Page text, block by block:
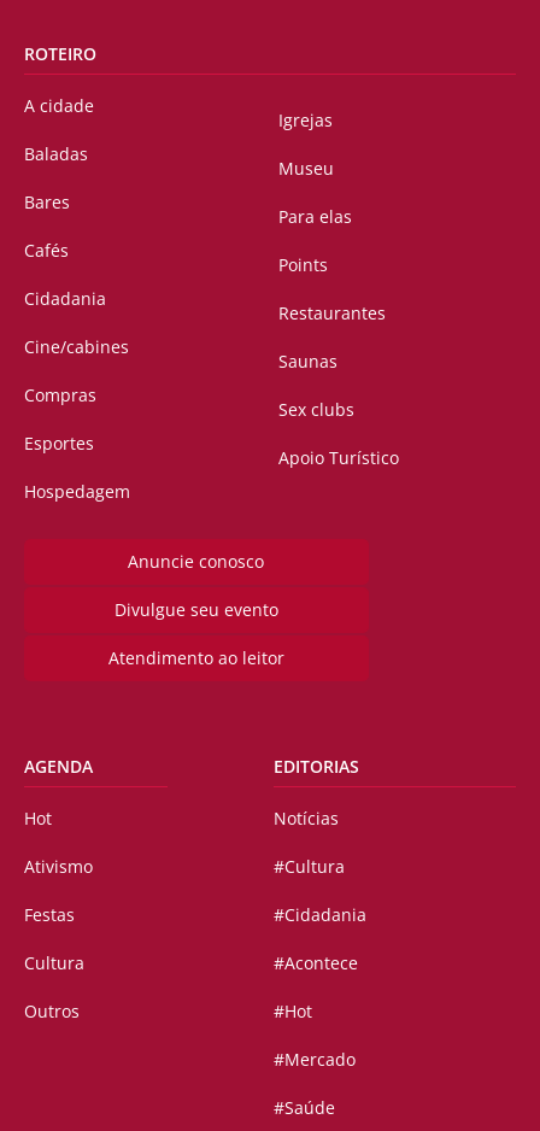
ROTEIRO
A cidade
Baladas
Bares
Cafés
Cidadania
Cine/cabines
Compras
Esportes
Hospedagem
Igrejas
Museu
Para elas
Points
Restaurantes
Saunas
Sex clubs
Apoio Turístico
Anuncie conosco
Divulgue seu evento
Atendimento ao leitor
AGENDA
Hot
Ativismo
Festas
Cultura
Outros
EDITORIAS
Notícias
#Cultura
#Cidadania
#Acontece
#Hot
#Mercado
#Saúde